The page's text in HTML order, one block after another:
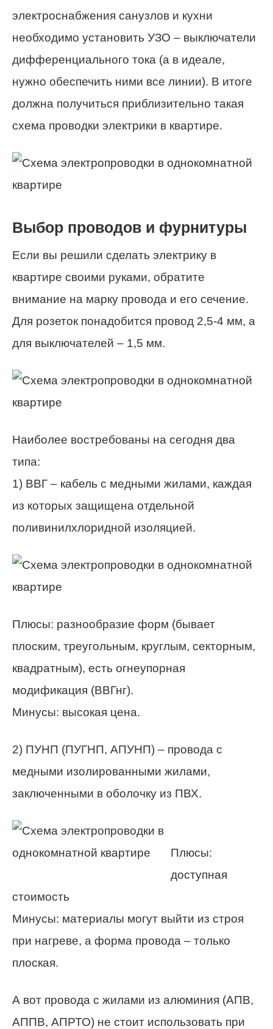
электроснабжения санузлов и кухни
необходимо установить УЗО – выключатели
дифференциального тока (а в идеале,
нужно обеспечить ними все линии). В итоге
должна получиться приблизительно такая
схема проводки электрики в квартире.
Выбор проводов и фурнитуры
Если вы решили сделать электрику в
квартире своими руками, обратите
внимание на марку провода и его сечение.
Для розеток понадобится провод 2,5-4 мм, а
для выключателей – 1,5 мм.
Наиболее востребованы на сегодня два
типа:
1) ВВГ – кабель с медными жилами, каждая
из которых защищена отдельной
поливинилхлоридной изоляцией.
Плюсы: разнообразие форм (бывает
плоским, треугольным, круглым, секторным,
квадратным), есть огнеупорная
модификация (ВВГнг).
Минусы: высокая цена.
2) ПУНП (ПУГНП, АПУНП) – провода с
медными изолированными жилами,
заключенными в оболочку из ПВХ.
Плюсы:
доступная
стоимость
Минусы: материалы могут выйти из строя
при нагреве, а форма провода – только
плоская.
А вот провода с жилами из алюминия (АПВ,
АППВ, АПРТО) не стоит использовать при